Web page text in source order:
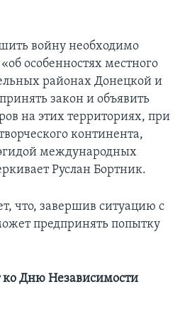
войну необходимо
особенностях местного
районах Донецкой и
закон и объявить
на этих территориях, при
континента,
международных
Руслан Бортник.
что, завершив ситуацию с
предпринять попытку
ко Дню Независимости